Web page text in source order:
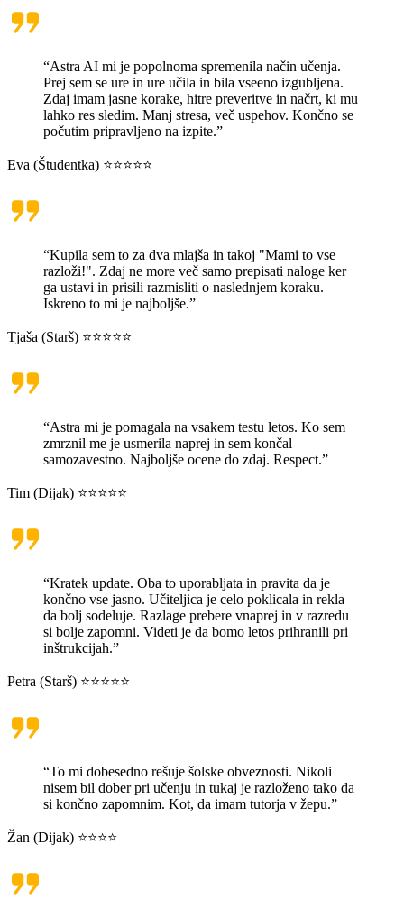
“Astra AI mi je popolnoma spremenila način učenja.
Prej sem se ure in ure učila in bila vseeno izgubljena.
Zdaj imam jasne korake, hitre preveritve in načrt, ki mu
lahko res sledim. Manj stresa, več uspehov. Končno se
počutim pripravljeno na izpite.”
Eva (Študentka) ⭐⭐⭐⭐⭐
“Kupila sem to za dva mlajša in takoj "Mami to vse
razloži!". Zdaj ne more več samo prepisati naloge ker
ga ustavi in prisili razmisliti o naslednjem koraku.
Iskreno to mi je najboljše.”
Tjaša (Starš) ⭐⭐⭐⭐⭐
“Astra mi je pomagala na vsakem testu letos. Ko sem
zmrznil me je usmerila naprej in sem končal
samozavestno. Najboljše ocene do zdaj. Respect.”
Tim (Dijak) ⭐⭐⭐⭐⭐
“Kratek update. Oba to uporabljata in pravita da je
končno vse jasno. Učiteljica je celo poklicala in rekla
da bolj sodeluje. Razlage prebere vnaprej in v razredu
si bolje zapomni. Videti je da bomo letos prihranili pri
inštrukcijah.”
Petra (Starš) ⭐⭐⭐⭐⭐
“To mi dobesedno rešuje šolske obveznosti. Nikoli
nisem bil dober pri učenju in tukaj je razloženo tako da
si končno zapomnim. Kot, da imam tutorja v žepu.”
Žan (Dijak) ⭐⭐⭐⭐